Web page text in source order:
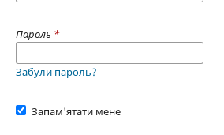
Пароль *
Забули пароль?
Запам'ятати мене